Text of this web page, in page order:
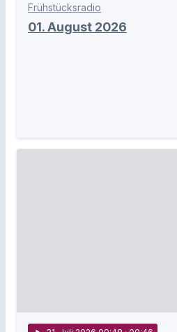
Frühstücksradio
01. August 2026